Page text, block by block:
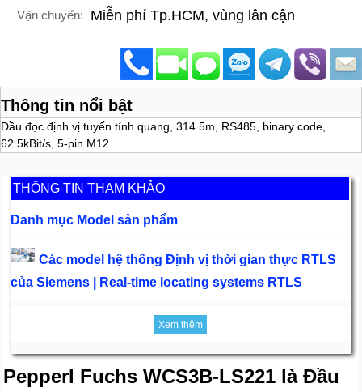
Vận chuyển: Miễn phí Tp.HCM, vùng lân cận
Thông tin nổi bật
Đầu đọc định vị tuyến tính quang, 314.5m, RS485, binary code,
62.5kBit/s, 5-pin M12
THÔNG TIN THAM KHẢO
Danh mục Model sản phẩm
Các model hệ thống Định vị thời gian thực RTLS
của Siemens | Real-time locating systems RTLS
Xem thêm
Pepperl Fuchs WCS3B-LS221 là Đầu